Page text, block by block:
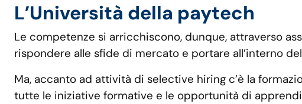
L’Università della paytech
Le competenze si arricchiscono, dunque, attraverso
rispondere alle sfide di mercato e portare all’interno
Ma, accanto ad attività di selective hiring c’è la
tutte le iniziative formative e le opportunità di